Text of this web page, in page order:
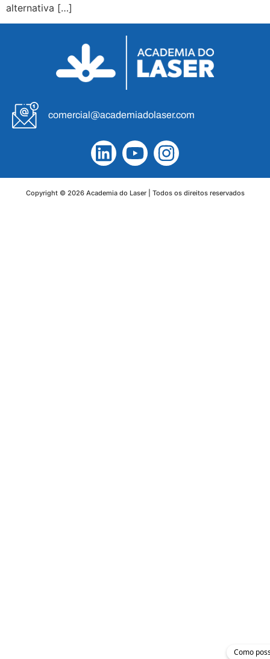
alternativa […]
Como
comercial@academiadolaser.com
Copyright © 2026 Academia do Laser | Todos os direitos reservados